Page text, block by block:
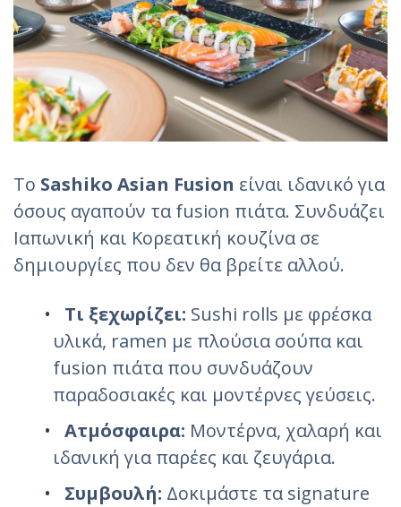
Το Sashiko Asian Fusion είναι ιδανικό για
όσους αγαπούν τα fusion πιάτα. Συνδυάζει
Ιαπωνική και Κορεατική κουζίνα σε
δημιουργίες που δεν θα βρείτε αλλού.
Τι ξεχωρίζει: Sushi rolls με φρέσκα
υλικά, ramen με πλούσια σούπα και
fusion πιάτα που συνδυάζουν
παραδοσιακές και μοντέρνες γεύσεις.
Ατμόσφαιρα: Μοντέρνα, χαλαρή και
ιδανική για παρέες και ζευγάρια.
Συμβουλή: Δοκιμάστε τα signature